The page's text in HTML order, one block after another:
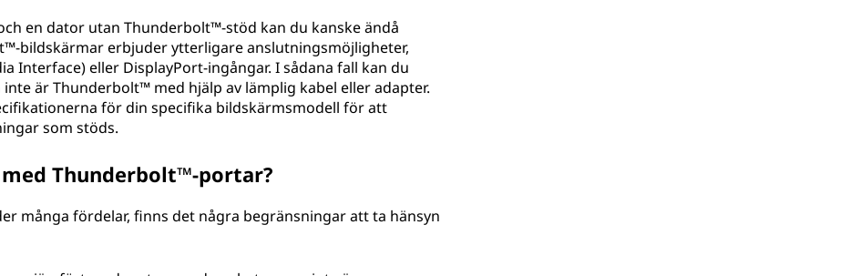
en dator utan Thunderbolt™-stöd kan du kanske ändå
bildskärmar erbjuder ytterligare anslutningsmöjligheter,
Interface) eller DisplayPort-ingångar. I sådana fall kan du
är Thunderbolt™ med hjälp av lämplig kabel eller adapter.
för din specifika bildskärmsmodell för att
som stöds.
Thunderbolt™-portar?
många fördelar, finns det några begränsningar att ta hänsyn